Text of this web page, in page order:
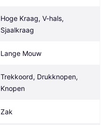
Hoge Kraag, V-hals,
Sjaalkraag
Lange Mouw
Trekkoord, Drukknopen,
Knopen
Zak